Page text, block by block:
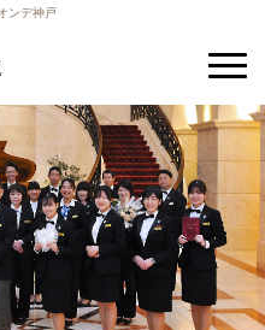
ンデ神戸